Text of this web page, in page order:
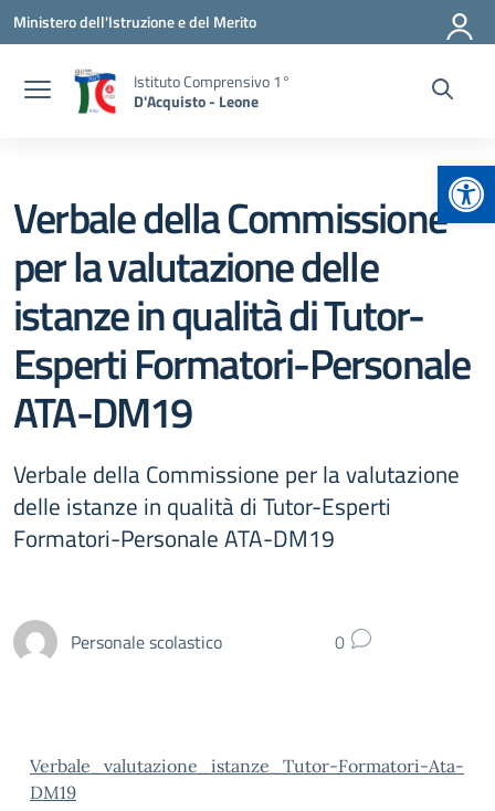
Vai ai contenuti
Vai al menu di navigazione
Vai al footer
Ministero dell'Istruzione e del Merito
Istituto Comprensivo 1°
D'Acquisto - Leone
Verbale della Commissione
per la valutazione delle
istanze in qualità di Tutor-
Esperti Formatori-Personale
ATA-DM19
Verbale della Commissione per la valutazione
delle istanze in qualità di Tutor-Esperti
Formatori-Personale ATA-DM19
Personale scolastico 0
Verbale_valutazione_istanze_Tutor-Formatori-Ata-
DM19